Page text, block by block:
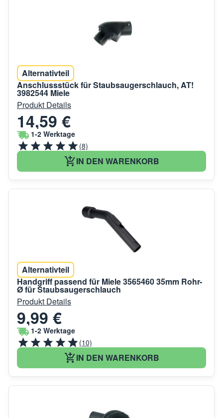
Alternativteil
Anschlussstück für Staubsaugerschlauch, AT!
3982544 Miele
Produkt Details
14,59 €
1-2 Werktage
(8)
IN DEN WARENKORB
Alternativteil
Handgriff passend für Miele 3565460 35mm Rohr-
Ø für Staubsaugerschlauch
Produkt Details
9,99 €
1-2 Werktage
(10)
IN DEN WARENKORB